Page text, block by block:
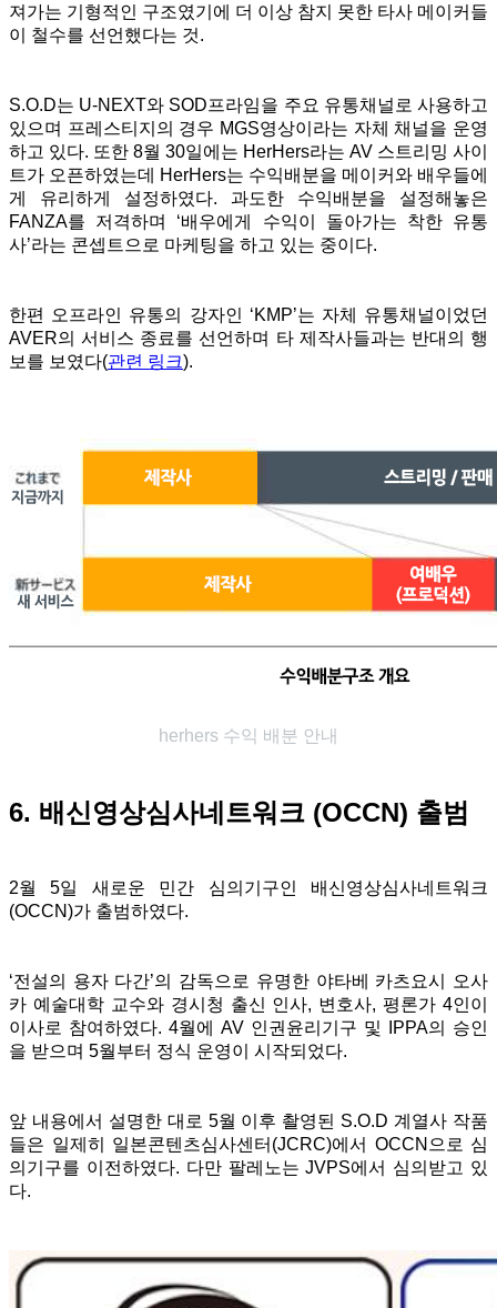
져가는 기형적인 구조였기에 더 이상 참지 못한 타사 메이커들
이 철수를 선언했다는 것.
S.O.D는 U-NEXT와 SOD프라임을 주요 유통채널로 사용하고
있으며 프레스티지의 경우 MGS영상이라는 자체 채널을 운영
하고 있다. 또한 8월 30일에는 HerHers라는 AV 스트리밍 사이
트가 오픈하였는데 HerHers는 수익배분을 메이커와 배우들에
게 유리하게 설정하였다. 과도한 수익배분을 설정해놓은
FANZA를 저격하며 ‘배우에게 수익이 돌아가는 착한 유통
사’라는 콘셉트으로 마케팅을 하고 있는 중이다.
한편 오프라인 유통의 강자인 ‘KMP’는 자체 유통채널이었던
AVER의 서비스 종료를 선언하며 타 제작사들과는 반대의 행
보를 보였다(관련 링크).
herhers 수익 배분 안내
6. 배신영상심사네트워크 (OCCN) 출범
2월 5일 새로운 민간 심의기구인 배신영상심사네트워크
(OCCN)가 출범하였다.
‘전설의 용자 다간’의 감독으로 유명한 야타베 카츠요시 오사
카 예술대학 교수와 경시청 출신 인사, 변호사, 평론가 4인이
이사로 참여하였다. 4월에 AV 인권윤리기구 및 IPPA의 승인
을 받으며 5월부터 정식 운영이 시작되었다.
앞 내용에서 설명한 대로 5월 이후 촬영된 S.O.D 계열사 작품
들은 일제히 일본콘텐츠심사센터(JCRC)에서 OCCN으로 심
의기구를 이전하였다. 다만 팔레노는 JVPS에서 심의받고 있
다.